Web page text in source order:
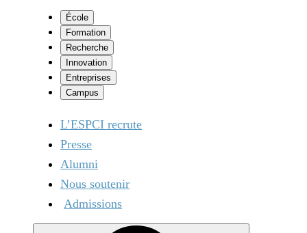
École
Formation
Recherche
Innovation
Entreprises
Campus
L’ESPCI recrute
Presse
Alumni
Nous soutenir
Admissions